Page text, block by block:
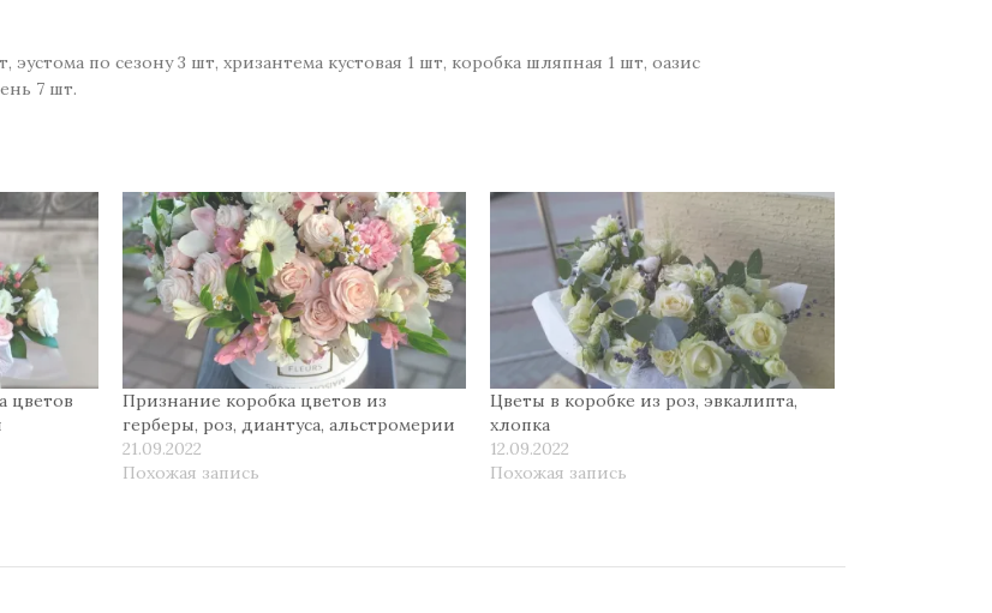
эустома по сезону 3 шт, хризантема кустовая 1 шт, коробка шляпная 1 шт, оазис
7 шт.
цветов
Признание коробка цветов из
герберы, роз, диантуса, альстромерии
21.09.2022
Похожая запись
Цветы в коробке из роз, эвкалипта,
хлопка
12.09.2022
Похожая запись